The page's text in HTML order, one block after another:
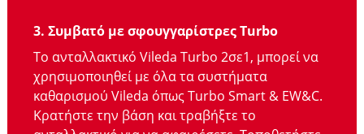
3. Συμβατό με σφουγγαρίστρες Turbo
Το ανταλλακτικό Vileda Turbo 2σε1, μπορεί να
χρησιμοποιηθεί με όλα τα συστήματα
καθαρισμού Vileda όπως Turbo Smart & EW&C.
Κρατήστε την βάση και τραβήξτε το